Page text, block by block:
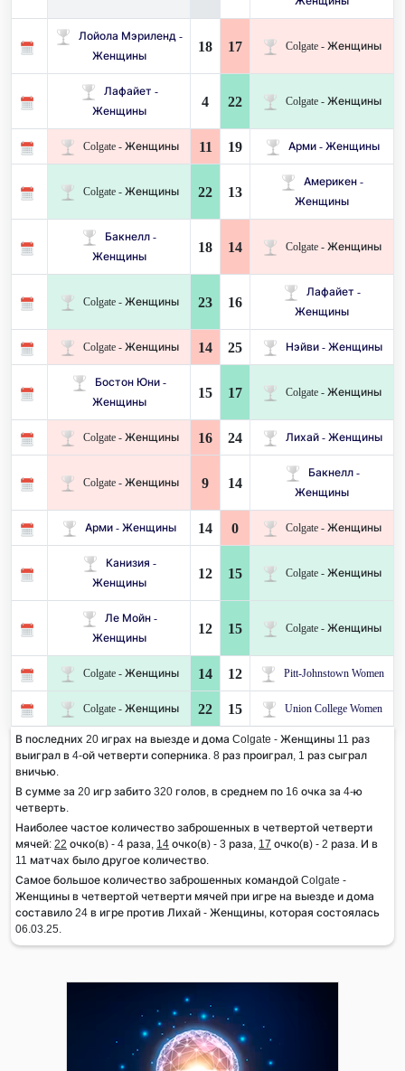
Лойола Мэриленд -
Женщины
18 17 Colgate - Женщины
Лафайет -
Женщины
4 22 Colgate - Женщины
Colgate - Женщины 11 19 Арми - Женщины
Colgate - Женщины 22 13
Америкен -
Женщины
Бакнелл -
Женщины
18 14 Colgate - Женщины
Colgate - Женщины 23 16
Лафайет -
Женщины
Colgate - Женщины 14 25 Нэйви - Женщины
Бостон Юни -
Женщины
15 17 Colgate - Женщины
Colgate - Женщины 16 24 Лихай - Женщины
Colgate - Женщины 9 14
Бакнелл -
Женщины
Арми - Женщины 14 0 Colgate - Женщины
Канизия -
Женщины
12 15 Colgate - Женщины
Ле Мойн -
Женщины
12 15 Colgate - Женщины
Colgate - Женщины 14 12 Pitt-Johnstown Women
Colgate - Женщины 22 15 Union College Women
В последних 20 играх на выезде и дома Colgate - Женщины 11 раз
выиграл в 4-ой четверти соперника. 8 раз проиграл, 1 раз сыграл
вничью.
В сумме за 20 игр забито 320 голов, в среднем по 16 очка за 4-ю
четверть.
Наиболее частое количество заброшенных в четвертой четверти
мячей: 22 очко(в) - 4 раза, 14 очко(в) - 3 раза, 17 очко(в) - 2 раза. И в
11 матчах было другое количество.
Самое большое количество заброшенных командой Colgate -
Женщины в четвертой четверти мячей при игре на выезде и дома
составило 24 в игре против Лихай - Женщины, которая состоялась
06.03.25.